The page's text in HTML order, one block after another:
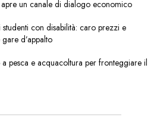
apre un canale di dialogo economico
con disabilità: caro prezzi e
d’appalto
pesca e acquacoltura per fronteggiare il